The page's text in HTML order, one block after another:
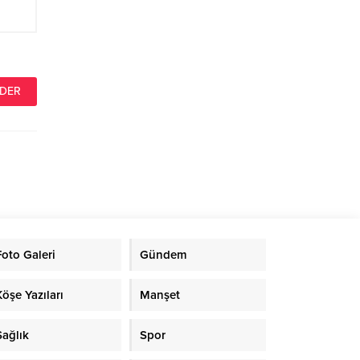
Galeri Gündem
Yazıları Manşet
Spor